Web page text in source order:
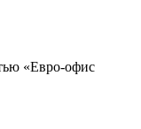
«Евро-офис